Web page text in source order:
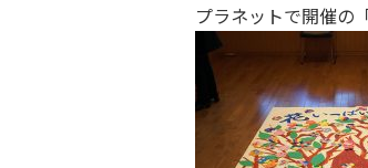
プラネットで開催の